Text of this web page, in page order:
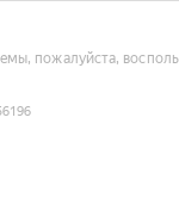
пожалуйста,